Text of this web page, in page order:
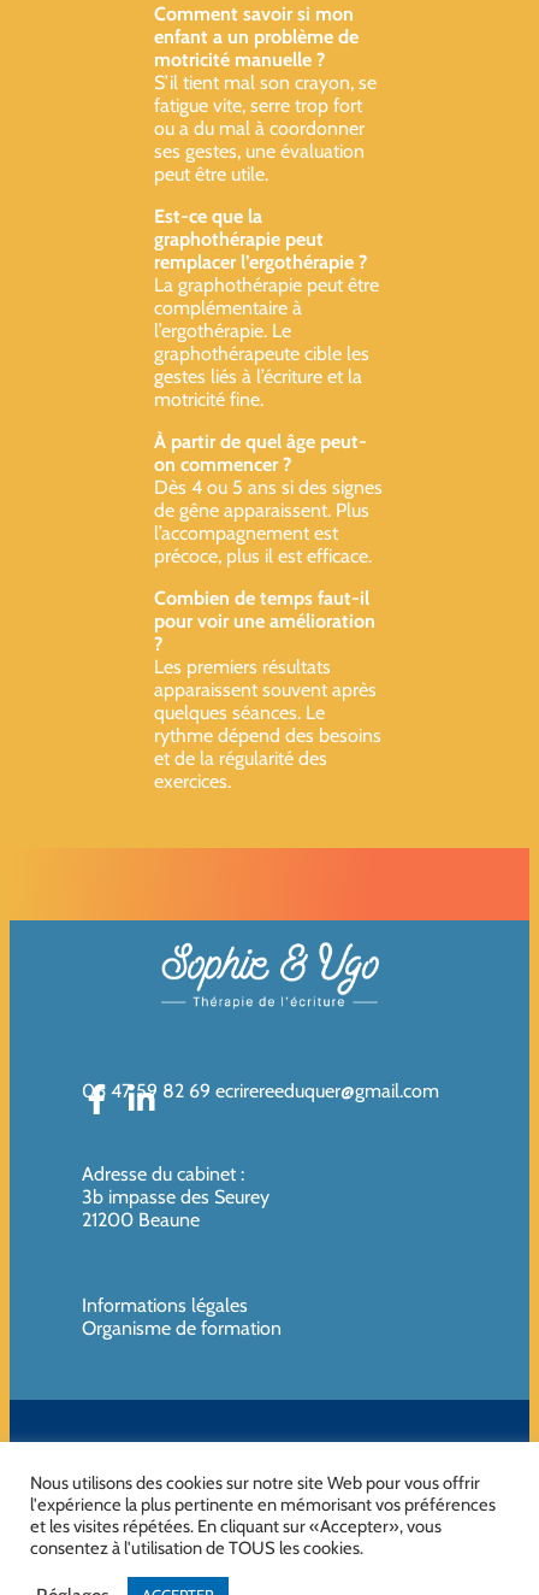
Comment savoir si mon
enfant a un problème de
motricité manuelle ?
S’il tient mal son crayon, se
fatigue vite, serre trop fort
ou a du mal à coordonner
ses gestes, une évaluation
peut être utile.
Est-ce que la
graphothérapie peut
remplacer l’ergothérapie ?
La graphothérapie peut être
complémentaire à
l’ergothérapie. Le
graphothérapeute cible les
gestes liés à l’écriture et la
motricité fine.
À partir de quel âge peut-
on commencer ?
Dès 4 ou 5 ans si des signes
de gêne apparaissent. Plus
l’accompagnement est
précoce, plus il est efficace.
Combien de temps faut-il
pour voir une amélioration
?
Les premiers résultats
apparaissent souvent après
quelques séances. Le
rythme dépend des besoins
et de la régularité des
exercices.
06 47 59 82 69 ecrirereeduquer@gmail.com
Adresse du cabinet :
3b impasse des Seurey
21200 Beaune
Informations légales
Organisme de formation
No Result
Nous utilisons des cookies sur notre site Web pour vous offrir
l'expérience la plus pertinente en mémorisant vos préférences
et les visites répétées. En cliquant sur «Accepter», vous
consentez à l'utilisation de TOUS les cookies.